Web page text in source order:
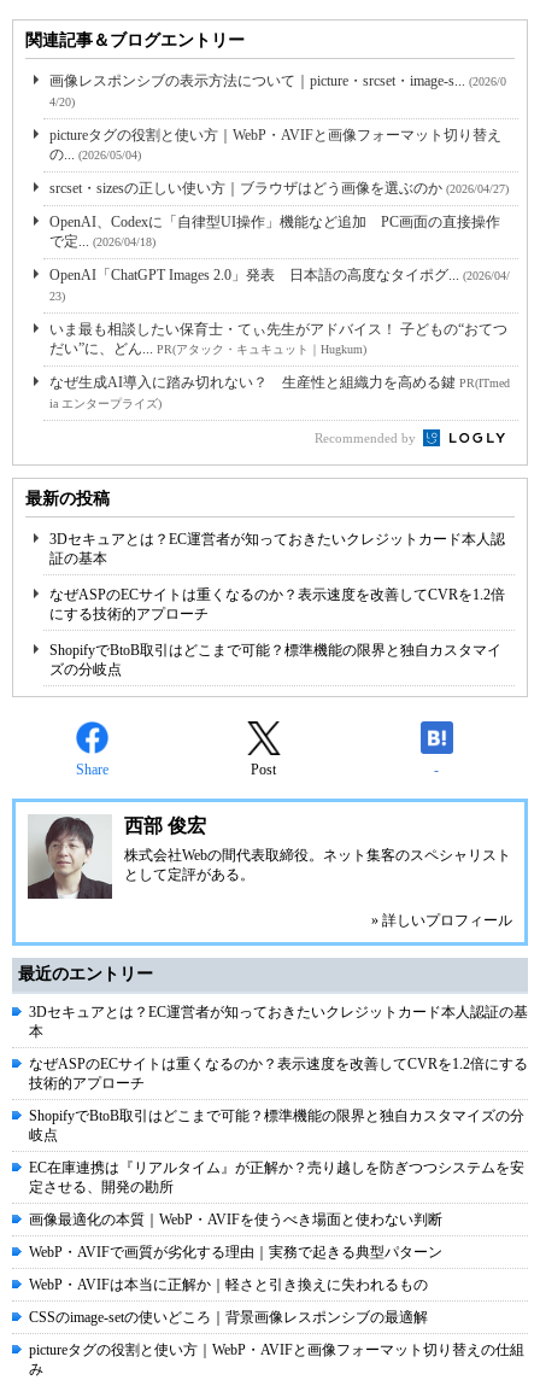
関連記事＆ブログエントリー
画像レスポンシブの表示方法について｜picture・srcset・image-s... (2026/0
4/20)
pictureタグの役割と使い方｜WebP・AVIFと画像フォーマット切り替え
の... (2026/05/04)
srcset・sizesの正しい使い方｜ブラウザはどう画像を選ぶのか (2026/04/27)
OpenAI、Codexに「自律型UI操作」機能など追加 PC画面の直接操作
で定... (2026/04/18)
OpenAI「ChatGPT Images 2.0」発表 日本語の高度なタイポグ... (2026/04/
23)
いま最も相談したい保育士・てぃ先生がアドバイス！ 子どもの“おてつ
だい”に、どん... PR(アタック・キュキュット｜Hugkum)
なぜ生成AI導入に踏み切れない？ 生産性と組織力を高める鍵 PR(ITmed
ia エンタープライズ)
Recommended by
最新の投稿
3Dセキュアとは？EC運営者が知っておきたいクレジットカード本人認
証の基本
なぜASPのECサイトは重くなるのか？表示速度を改善してCVRを1.2倍
にする技術的アプローチ
ShopifyでBtoB取引はどこまで可能？標準機能の限界と独自カスタマイ
ズの分岐点
Share Post -
西部 俊宏
株式会社Webの間代表取締役。ネット集客のスペシャリスト
として定評がある。
» 詳しいプロフィール
最近のエントリー
3Dセキュアとは？EC運営者が知っておきたいクレジットカード本人認証の基
本
なぜASPのECサイトは重くなるのか？表示速度を改善してCVRを1.2倍にする
技術的アプローチ
ShopifyでBtoB取引はどこまで可能？標準機能の限界と独自カスタマイズの分
岐点
EC在庫連携は『リアルタイム』が正解か？売り越しを防ぎつつシステムを安
定させる、開発の勘所
画像最適化の本質｜WebP・AVIFを使うべき場面と使わない判断
WebP・AVIFで画質が劣化する理由｜実務で起きる典型パターン
WebP・AVIFは本当に正解か｜軽さと引き換えに失われるもの
CSSのimage-setの使いどころ｜背景画像レスポンシブの最適解
pictureタグの役割と使い方｜WebP・AVIFと画像フォーマット切り替えの仕組
み